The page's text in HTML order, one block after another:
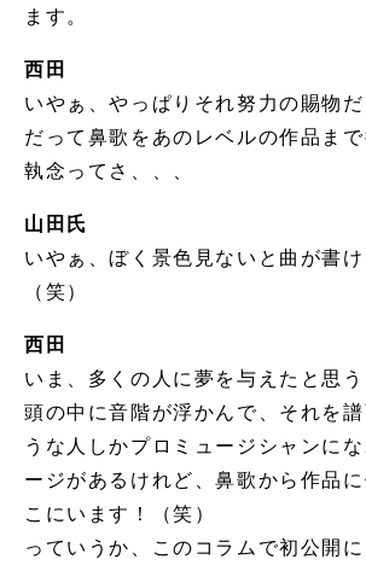
ます。
西田
いやぁ、やっぱりそれ努力の賜物だ
だって鼻歌をあのレベルの作品ま
執念ってさ、、、
山田氏
いやぁ、ぼく景色見ないと曲が書
（笑）
西田
いま、多くの人に夢を与えたと思う
頭の中に音階が浮かんで、それを
うな人しかプロミュージシャンに
ージがあるけれど、鼻歌から作品
こにいます！（笑）
っていうか、このコラムで初公開